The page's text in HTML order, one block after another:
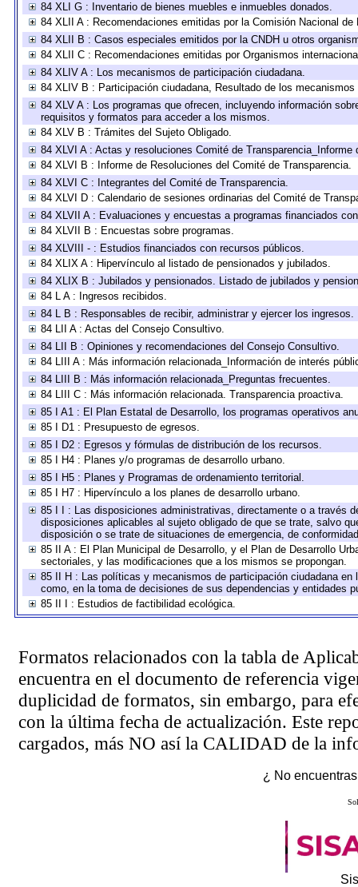
84 XLI G : Inventario de bienes muebles e inmuebles donados.
84 XLII A : Recomendaciones emitidas por la Comisión Nacional de
84 XLII B : Casos especiales emitidos por la CNDH u otros
84 XLII C : Recomendaciones emitidas por Organismos
84 XLIV A : Los mecanismos de participación ciudadana.
84 XLIV B : Participación ciudadana, Resultado de los
84 XLV A : Los programas que ofrecen, incluyendo información
requisitos y formatos para acceder a los mismos.
84 XLV B : Trámites del Sujeto Obligado.
84 XLVI A : Actas y resoluciones Comité de
84 XLVI B : Informe de Resoluciones del Comité de Transparencia.
84 XLVI C : Integrantes del Comité de Transparencia.
84 XLVI D : Calendario de sesiones ordinarias del Comité de
84 XLVII A : Evaluaciones y encuestas a programas financiados
84 XLVII B : Encuestas sobre programas.
84 XLVIII - : Estudios financiados con recursos públicos.
84 XLIX A : Hipervínculo al listado de pensionados y jubilados.
84 XLIX B : Jubilados y pensionados. Listado de jubilados y
84 L A : Ingresos recibidos.
84 L B : Responsables de recibir, administrar y ejercer los ingresos.
84 LII A : Actas del Consejo Consultivo.
84 LII B : Opiniones y recomendaciones del Consejo Consultivo.
84 LIII A : Más información relacionada_Información de interés
84 LIII B : Más información relacionada_Preguntas frecuentes.
84 LIII C : Más información relacionada. Transparencia proactiva.
85 I A1 : El Plan Estatal de Desarrollo, los programas operativos
85 I D1 : Presupuesto de egresos.
85 I D2 : Egresos y fórmulas de distribución de los recursos.
85 I H4 : Planes y/o programas de desarrollo urbano.
85 I H5 : Planes y Programas de ordenamiento territorial.
85 I H7 : Hipervínculo a los planes de desarrollo urbano.
85 I I : Las disposiciones administrativas, directamente o a través
disposiciones aplicables al sujeto obligado de que se trate, salvo
disposición o se trate de situaciones de emergencia, de
85 II A : El Plan Municipal de Desarrollo, y el Plan de Desarrollo
sectoriales, y las modificaciones que a los mismos se propongan.
85 II H : Las políticas y mecanismos de participación ciudadana
como, en la toma de decisiones de sus dependencias y entidades
85 II I : Estudios de factibilidad ecológica.
Formatos relacionados con la tabla de
encuentra en el documento de referencia
duplicidad de formatos, sin embargo, para
con la última fecha de actualización. Este
cargados, más NO así la CALIDAD de la
¿ No